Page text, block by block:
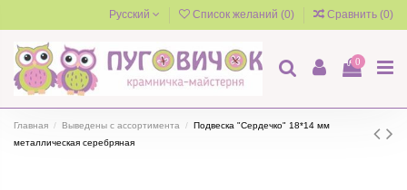
Русский Список желаний (0) Сравнить (0)
0
Главная Выведены с ассортимента
Подвеска "Сердечко" 18*14 мм
металлическая серебряная